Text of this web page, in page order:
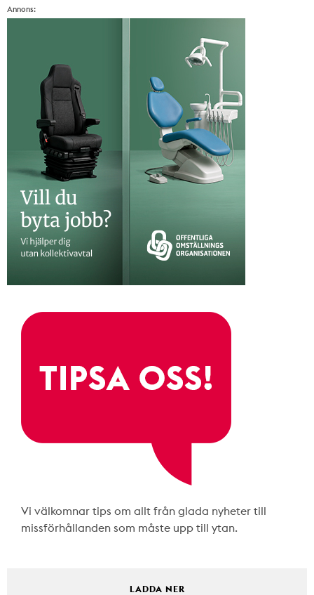
Annons:
Vi välkomnar tips om allt från glada nyheter till
missförhållanden som måste upp till ytan.
LADDA NER